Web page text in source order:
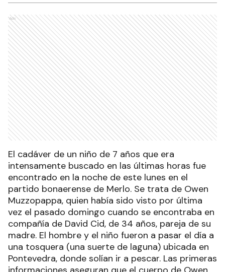
Ads
El cadáver de un niño de 7 años que era
intensamente buscado en las últimas horas fue
encontrado en la noche de este lunes en el
partido bonaerense de Merlo. Se trata de Owen
Muzzopappa, quien había sido visto por última
vez el pasado domingo cuando se encontraba en
compañía de David Cid, de 34 años, pareja de su
madre. El hombre y el niño fueron a pasar el día a
una tosquera (una suerte de laguna) ubicada en
Pontevedra, donde solían ir a pescar. Las primeras